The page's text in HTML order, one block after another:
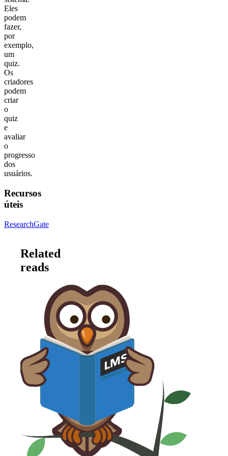
Eles
podem
fazer,
por
exemplo,
um
quiz.
Os
criadores
podem
criar
o
quiz
e
avaliar
o
progresso
dos
usuários.
Recursos
úteis
ResearchGate
Related
reads